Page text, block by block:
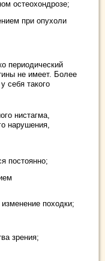
остеохондрозе;
при опухоли
периодический
не имеет. Более
себя такого
нистагма,
нарушения,
постоянно;
походки;
зрения;